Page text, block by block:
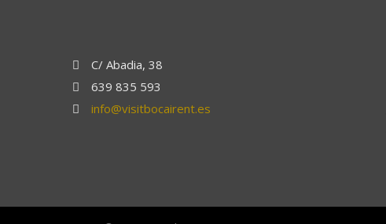
C/ Abadia, 38
639 835 593
info@visitbocairent.es